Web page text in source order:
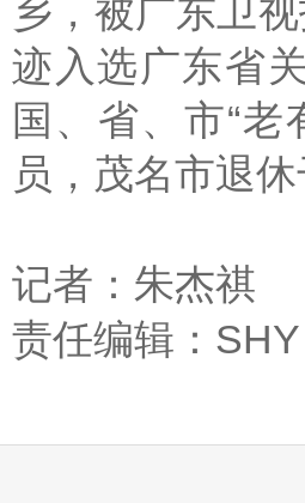
乡，被广东卫
迹入选广东省
国、省、市“
员，茂名市退
记者：朱杰祺
责任编辑：SHY